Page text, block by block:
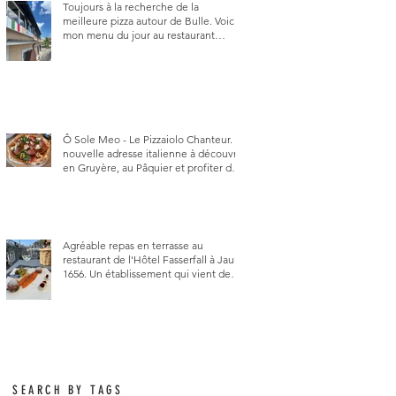
Toujours à la recherche de la
meilleure pizza autour de Bulle. Voici
mon menu du jour au restaurant
Ô Sole Meo - Le Pizzaiolo Chanteur. La
nouvelle adresse italienne à découvrir
en Gruyère, au Pâquier et profiter des
Agréable repas en terrasse au
restaurant de l'Hôtel Fasserfall à Jaun
1656. Un établissement qui vient de
SEARCH BY TAGS